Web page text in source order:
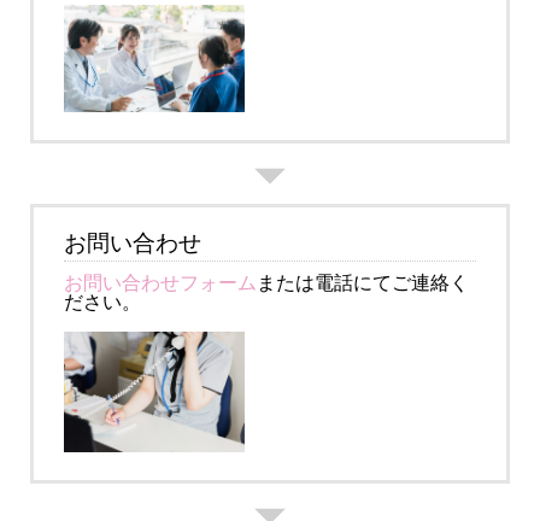
お問い合わせ
お問い合わせフォーム または電話にてご連絡く
ださい。